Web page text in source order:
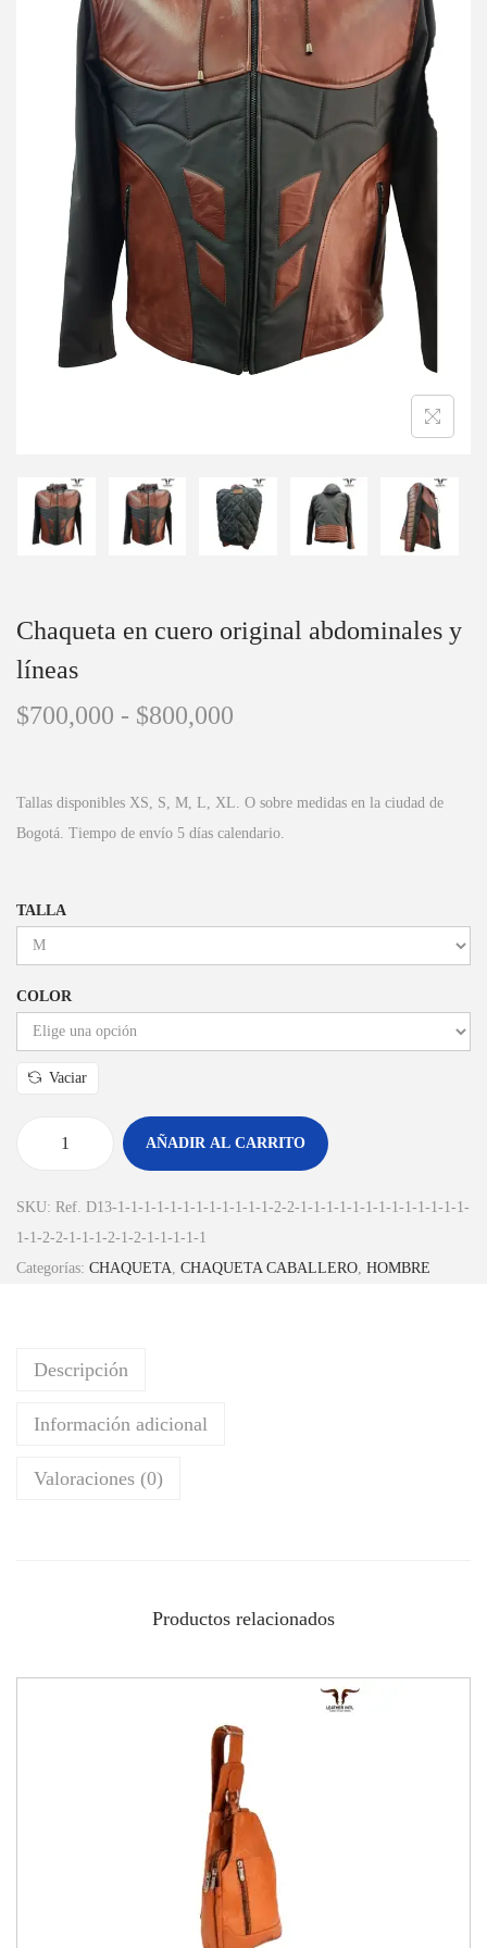
Chaqueta en cuero original abdominales y
líneas
$700,000 - $800,000
Tallas disponibles XS, S, M, L, XL. O sobre medidas en la ciudad de
Bogotá. Tiempo de envío 5 días calendario.
TALLA
COLOR
Vaciar
AÑADIR AL CARRITO
SKU: Ref. D13-1-1-1-1-1-1-1-1-1-1-1-1-2-2-1-1-1-1-1-1-1-1-1-1-1-1-1-
1-1-2-2-1-1-1-2-1-2-1-1-1-1-1
Categorías: CHAQUETA CHAQUETA CABALLERO HOMBRE
Descripción
Información adicional
Valoraciones (0)
Productos relacionados